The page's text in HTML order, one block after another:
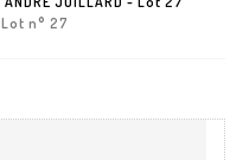
Lot n° 27